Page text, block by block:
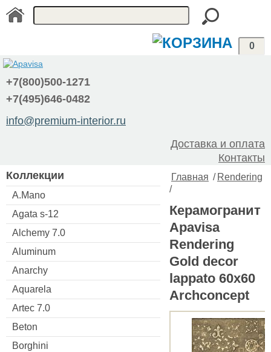
0
+7(800)500-1271
+7(495)646-0482
info@premium-interior.ru
Доставка и оплата
Контакты
Коллекции
A.Mano
Agata s-12
Alchemy 7.0
Aluminum
Anarchy
Aquarela
Artec 7.0
Beton
Borghini
Главная / Rendering
/
Керамогранит
Apavisa
Rendering
Gold decor
lappato 60x60
Archconcept